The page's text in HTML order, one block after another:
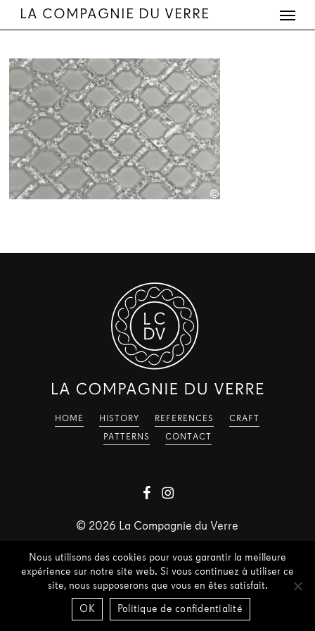
content
LA COMPAGNIE DU VERRE
HOME HISTORY REFERENCES CRAFT
PATTERNS CONTACT
© 2026 La Compagnie du Verre
Nous utilisons des cookies pour vous garantir la meilleure
expérience sur notre site web. Si vous continuez à utiliser ce
site, nous supposerons que vous en êtes satisfait.
OK Politique de confidentialité